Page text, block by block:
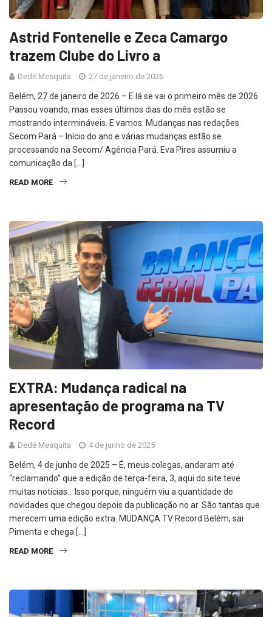
Astrid Fontenelle e Zeca Camargo
trazem Clube do Livro a
Dedé Mesquita 27 de janeiro de 2026
Belém, 27 de janeiro de 2026 – E lá se vai o primeiro mês de 2026.
Passou voando, mas esses últimos dias do mês estão se
mostrando intermináveis. E vamos: Mudanças nas redações
Secom Pará – Início do ano e várias mudanças estão se
processando na Secom/ Agência Pará. Eva Pires assumiu a
comunicação da […]
READ MORE
EXTRA: Mudança radical na
apresentação de programa na TV
Record
Dedé Mesquita 4 de junho de 2025
Belém, 4 de junho de 2025 – É, meus colegas, andaram até
“reclamando” que a edição de terça-feira, 3, aqui do site teve
muitas notícias… Isso porque, ninguém viu a quantidade de
novidades que chegou depois da publicação no ar. São tantas que
merecem uma edição extra. MUDANÇA TV Record Belém, sai
Pimenta e chega […]
READ MORE